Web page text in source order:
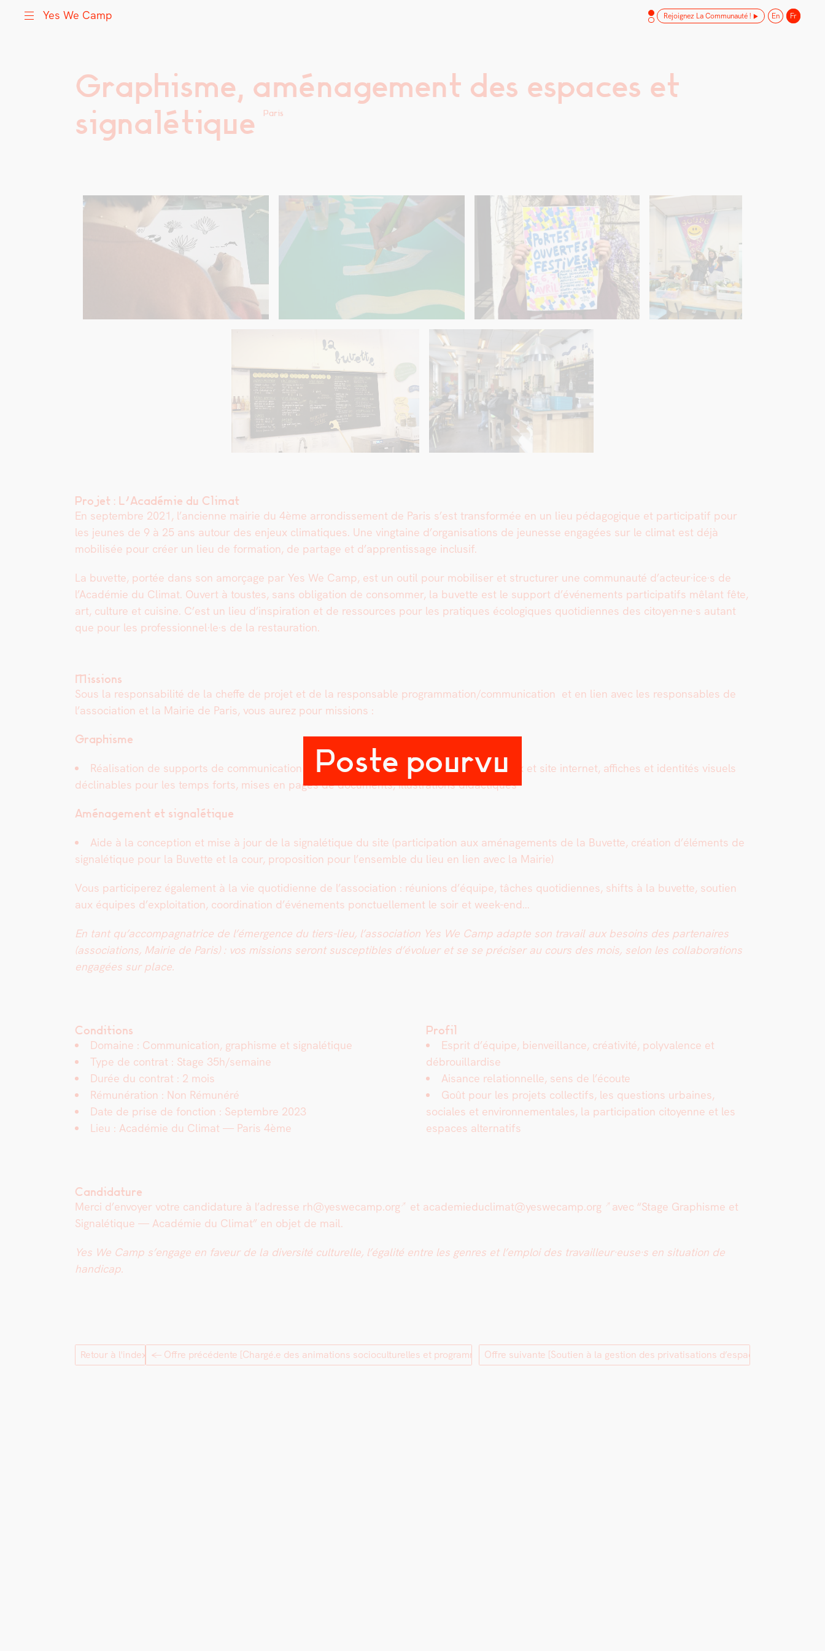
Utilisation inventive des espaces disponibles
Poste pourvu
Graphisme, aménagement des espaces et
signalétique
Paris
Projet : L’Académie du Climat
En sep­tem­bre 2021, l’ancienne mairie du 4ème arrondisse­ment de Paris s’est trans­for­mée en un lieu péd­a­gogique et par­tic­i­patif pour
les jeunes de 9 à 25 ans autour des enjeux cli­ma­tiques. Une ving­taine d’organisations de jeunesse engagées sur le cli­mat est déjà
mobil­isée pour créer un lieu de for­ma­tion, de partage et d’apprentissage inclusif.
La buvette, portée dans son amorçage par Yes We Camp, est un out­il pour mobilis­er et struc­tur­er une com­mu­nauté d’acteur·ice·s de
l’Académie du Cli­mat. Ouvert à tou­stes, sans oblig­a­tion de con­som­mer, la buvette est le sup­port d’événements par­tic­i­pat­ifs mêlant fête,
art, cul­ture et cui­sine. C’est un lieu d’inspiration et de ressources pour les pra­tiques écologiques quo­ti­di­ennes des citoyen·ne·s autant
que pour les professionnel·le·s de la restau­ra­tion.
Missions
Sous la respon­s­abil­ité de la cheffe de pro­jet et de la respon­s­able programmation/communication et en lien avec les respon­s­ables de
l’association et la Mairie de Paris, vous aurez pour mis­sions :
Graphisme
Réal­i­sa­tion de sup­ports de com­mu­ni­ca­tion graphique : visuels pour les réseaux soci­aux et site inter­net, affich­es et iden­tités visuels
déclin­ables pour les temps forts, mis­es en pages de doc­u­ments, illus­tra­tions didac­tiques
Amé­nage­ment et sig­nalé­tique
Aide à la con­cep­tion et mise à jour de la sig­nalé­tique du site (par­tic­i­pa­tion aux amé­nage­ments de la Buvette, créa­tion d’éléments de
sig­nalé­tique pour la Buvette et la cour, propo­si­tion pour l’ensemble du lieu en lien avec la Mairie)
Vous par­ticiperez égale­ment à la vie quo­ti­di­enne de l’association : réu­nions d’équipe, tâch­es quo­ti­di­ennes, shifts à la buvette, sou­tien
aux équipes d’exploitation, coor­di­na­tion d’événements ponctuelle­ment le soir et week-end…
En tant qu’accompagnatrice de l’émergence du tiers-lieu, l’association Yes We Camp adapte son tra­vail aux besoins des parte­naires
(asso­ci­a­tions, Mairie de Paris) : vos mis­sions seront sus­cep­ti­bles d’évoluer et se se pré­cis­er au cours des mois, selon les col­lab­o­ra­tions
engagées sur place.
Conditions
Domaine : Com­mu­ni­ca­tion, graphisme et sig­nalé­tique
Type de con­trat : Stage 35h/semaine
Durée du con­trat : 2 mois
Rémunéra­tion : Non Rémunéré
Date de prise de fonc­tion : Sep­tem­bre 2023
Lieu : Académie du Cli­mat — Paris 4ème
Profil
Esprit d’équipe, bien­veil­lance, créa­tiv­ité, poly­va­lence et
débrouil­lardise
Aisance rela­tion­nelle, sens de l’écoute
Goût pour les pro­jets col­lec­tifs, les ques­tions urbaines,
sociales et envi­ron­nemen­tales, la par­tic­i­pa­tion citoyenne et les
espaces alter­nat­ifs
Candidature
Mer­ci d’en­voy­er votre can­di­da­ture à l’adresse rh@yeswecamp.org et academieduclimat@yeswecamp.org
avec “Stage Graphisme et
Sig­nalé­tique — Académie du Cli­mat” en objet de mail.
Yes We Camp s’engage en faveur de la diver­sité cul­turelle, l’égalité entre les gen­res et l’emploi des travailleur·euse·s en sit­u­a­tion de
hand­i­cap.
Retour à l'index ← Offre précédente [Chargé.e des animations socioculturelles et programmation]Offre suivante [Soutien à la gestion des privatisations d’espace]
Yes We Camp Rejoignez La Communauté ! En Fr